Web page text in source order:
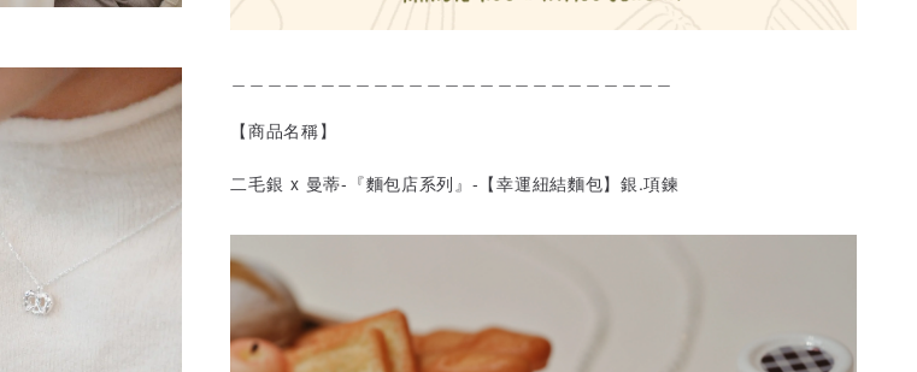
【商品名稱】
二毛銀 x 曼蒂-『麵包店系列』-【幸運紐結麵包】銀.項鍊